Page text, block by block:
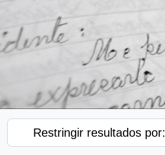
Restringir resultados por: